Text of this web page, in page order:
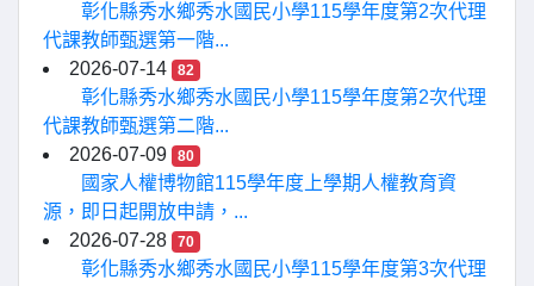
彰化縣秀水鄉秀水國民小學115學年度第2次代理
代課教師甄選第一階...
2026-07-14
82
彰化縣秀水鄉秀水國民小學115學年度第2次代理
代課教師甄選第二階...
2026-07-09
80
國家人權博物館115學年度上學期人權教育資
源，即日起開放申請，...
2026-07-28
70
彰化縣秀水鄉秀水國民小學115學年度第3次代理